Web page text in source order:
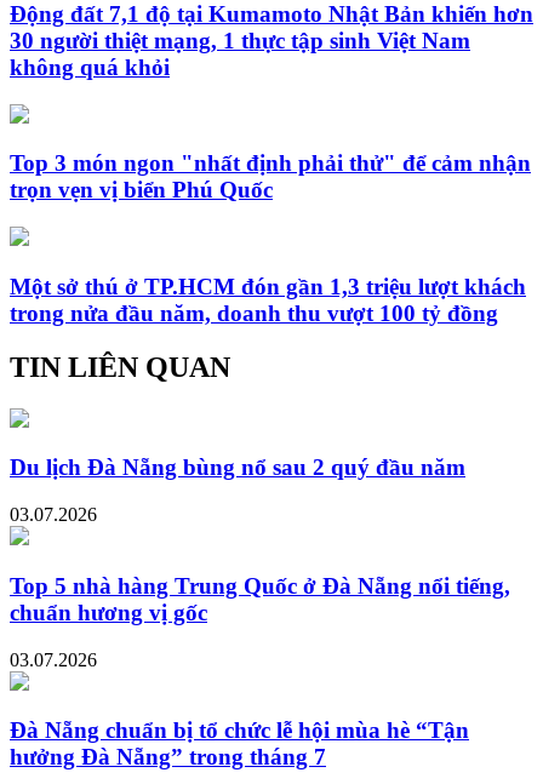
Động đất 7,1 độ tại Kumamoto Nhật Bản khiến hơn
30 người thiệt mạng, 1 thực tập sinh Việt Nam
không quá khỏi
Top 3 món ngon "nhất định phải thử" để cảm nhận
trọn vẹn vị biển Phú Quốc
Một sở thú ở TP.HCM đón gần 1,3 triệu lượt khách
trong nửa đầu năm, doanh thu vượt 100 tỷ đồng
TIN LIÊN QUAN
Du lịch Đà Nẵng bùng nổ sau 2 quý đầu năm
03.07.2026
Top 5 nhà hàng Trung Quốc ở Đà Nẵng nổi tiếng,
chuẩn hương vị gốc
03.07.2026
Đà Nẵng chuẩn bị tổ chức lễ hội mùa hè “Tận
hưởng Đà Nẵng” trong tháng 7